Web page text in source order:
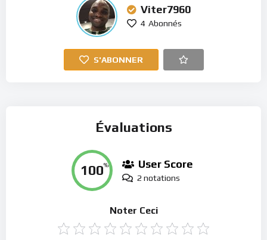
Viter7960
4 Abonnés
S'ABONNER
Évaluations
100% User Score
2 notations
Noter Ceci